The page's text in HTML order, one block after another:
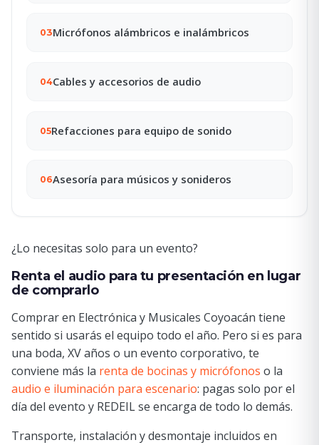
03Micrófonos alámbricos e inalámbricos
04Cables y accesorios de audio
05Refacciones para equipo de sonido
06Asesoría para músicos y sonideros
¿Lo necesitas solo para un evento?
Renta el audio para tu presentación en lugar
de comprarlo
Comprar en Electrónica y Musicales Coyoacán tiene
sentido si usarás el equipo todo el año. Pero si es para
una boda, XV años o un evento corporativo, te
conviene más la renta de bocinas y micrófonos o la
audio e iluminación para escenario: pagas solo por el
día del evento y REDEIL se encarga de todo lo demás.
Transporte, instalación y desmontaje incluidos en